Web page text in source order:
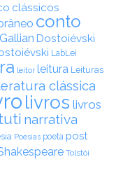
clássicos
conto
Dostoiévski
LabLei
leitor leitura Leituras
clássica
livros livros
narrativa
Poesias poeta post
Tolstói